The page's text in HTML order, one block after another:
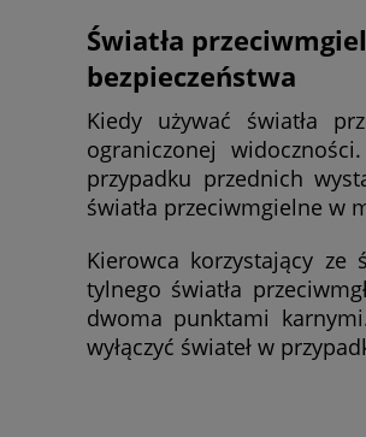
Światła
bezpieczeństwa
Kiedy używać światła
ograniczonej
przypadku przednich
światła przeciwmgielne w
Kierowca korzystający ze
tylnego światła
dwoma punktami
wyłączyć świateł w